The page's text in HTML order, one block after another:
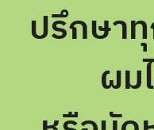
ปรึกษา
ผม